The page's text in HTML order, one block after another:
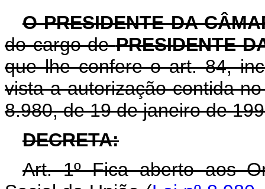
O PRESIDENTE DA
do cargo dePRESIDENTE
que lhe confere o art. 84,
vista a autorização contida
8.980, de 19 de janeiro de
DECRETA:
Art. 1º Fica aberto aos